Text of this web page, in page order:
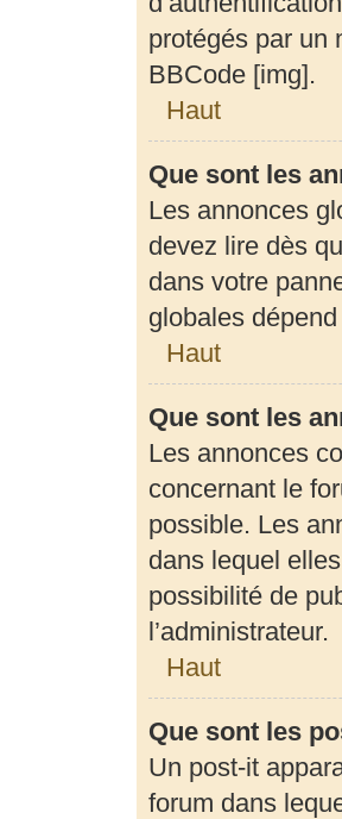
protégés par un
BBCode [img].
Haut
Que sont les
Les annonces
devez lire dès
dans votre
globales
Haut
Que sont les
Les annonces
concernant le
possible. Les
dans lequel
possibilité de
l’administrateur.
Haut
Que sont les
Un post-it
forum dans